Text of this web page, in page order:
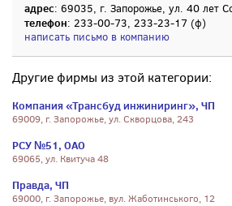
адрес: 69035, г. Запорожье, ул. 40 лет
телефон: 233-00-73, 233-23-17 (ф)
написать письмо в компанию
Другие фирмы из этой категории:
Компания «Трансбуд инжиниринг», ЧП
69009, г. Запорожье, ул. Скворцова, 243
РСУ №51, ОАО
69065, ул. Квитуча 48
Правда, ЧП
69000, г. Запорожье, вул. Жаботинського, 12